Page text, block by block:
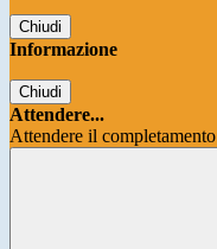
Chiudi
Informazione
Chiudi
Attendere...
Attendere il